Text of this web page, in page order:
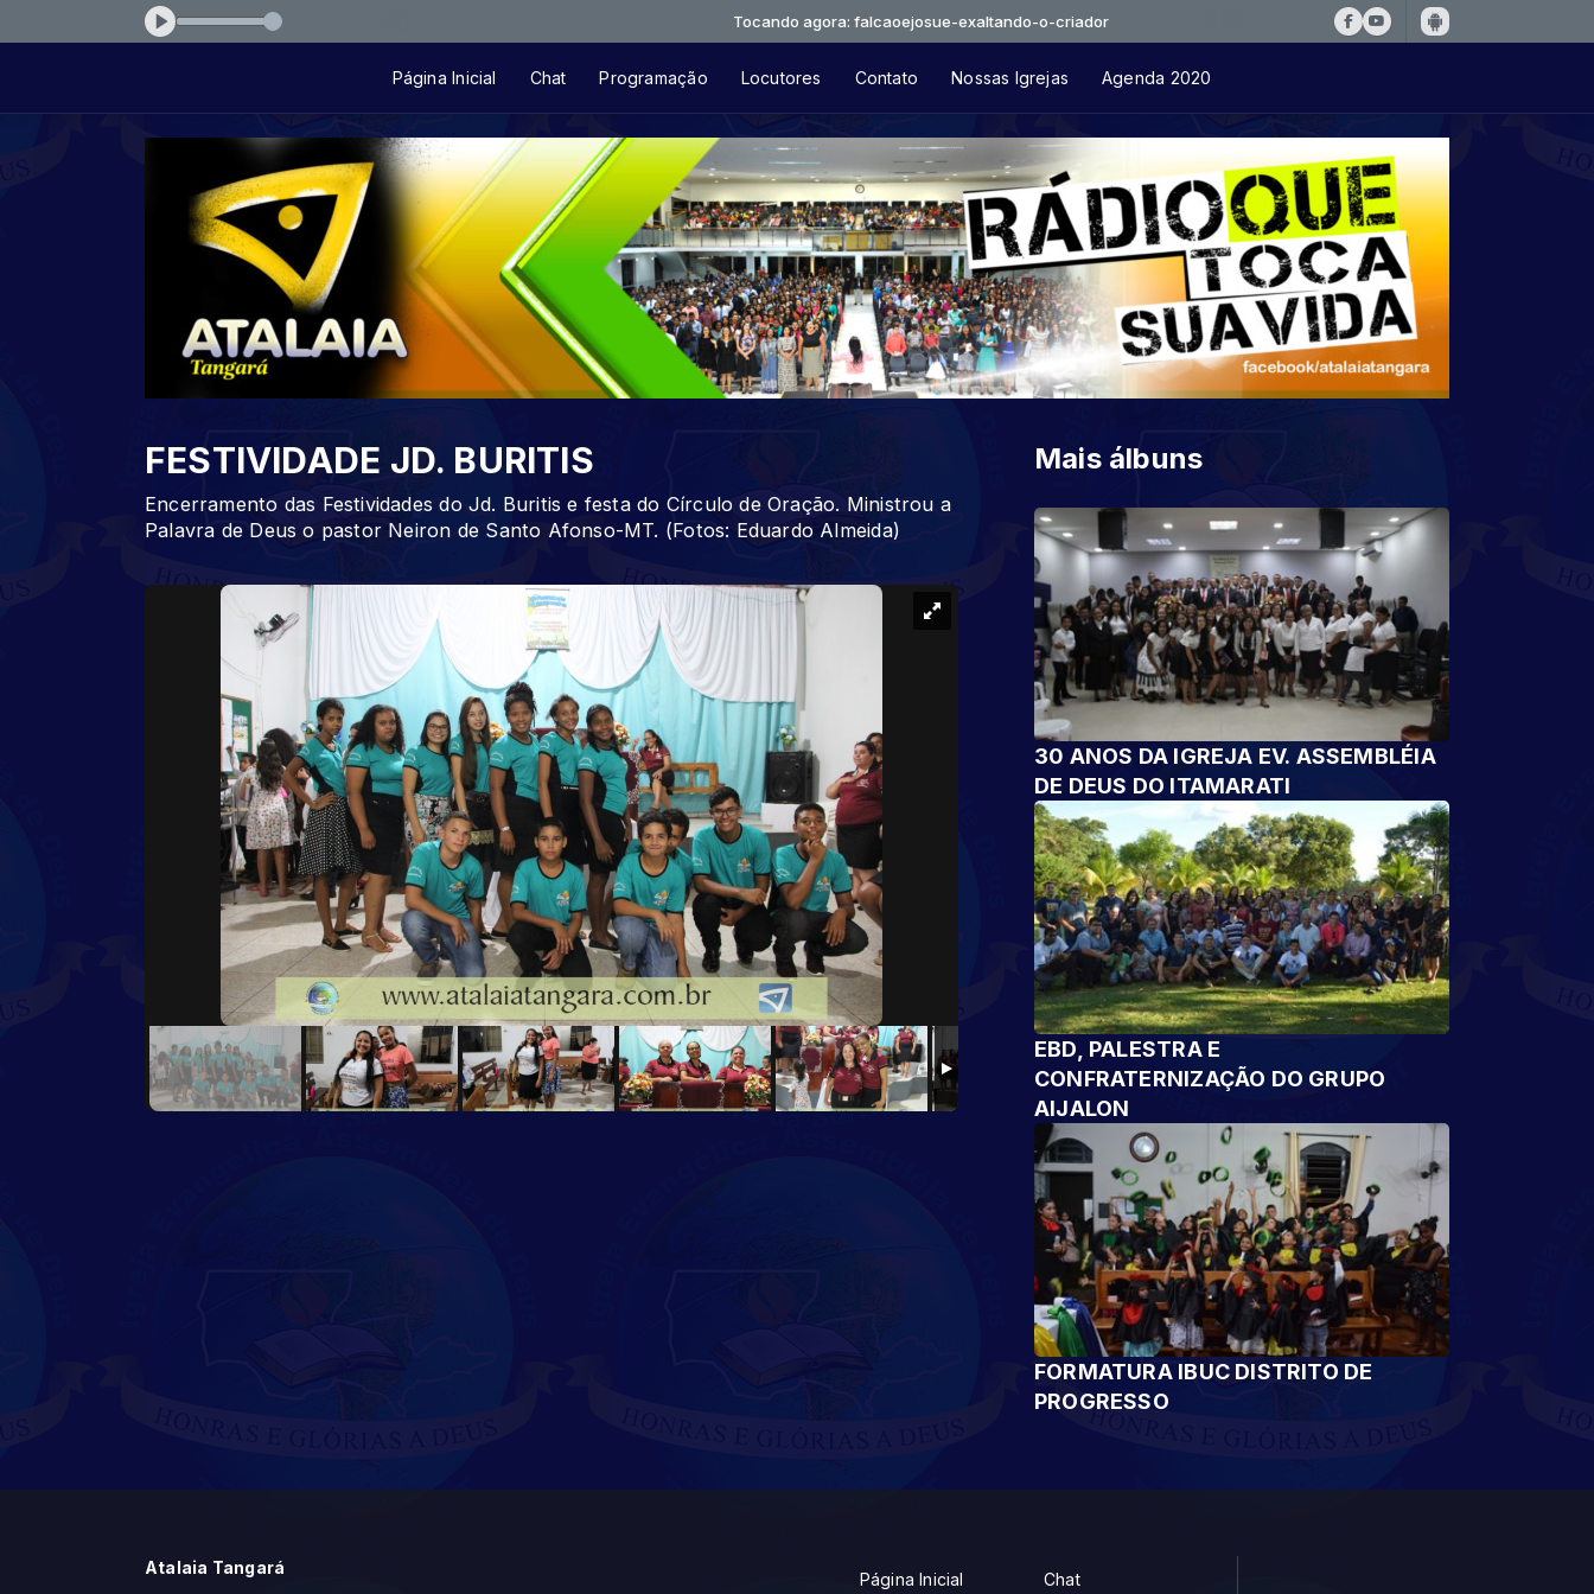
Tocando agora: falcaoejosue-exaltando-o-criador
Página Inicial Chat Programação Locutores Contato Nossas Igrejas Agenda 2020
FESTIVIDADE JD. BURITIS
Encerramento das Festividades do Jd. Buritis e festa do Círculo de Oração. Ministrou a
Palavra de Deus o pastor Neiron de Santo Afonso-MT. (Fotos: Eduardo Almeida)
Mais álbuns
30 ANOS DA IGREJA EV. ASSEMBLÉIA
DE DEUS DO ITAMARATI
EBD, PALESTRA E
CONFRATERNIZAÇÃO DO GRUPO
AIJALON
FORMATURA IBUC DISTRITO DE
PROGRESSO
Atalaia Tangará
Página Inicial Chat